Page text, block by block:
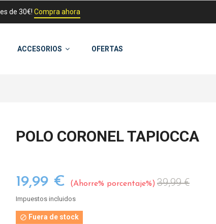
de 30€!Compra ahora
ACCESORIOS OFERTAS
POLO CORONEL TAPIOCCA
19,99 € Ahorre% porcentaje% 39,99 €
Impuestos incluidos
 Fuera de stock